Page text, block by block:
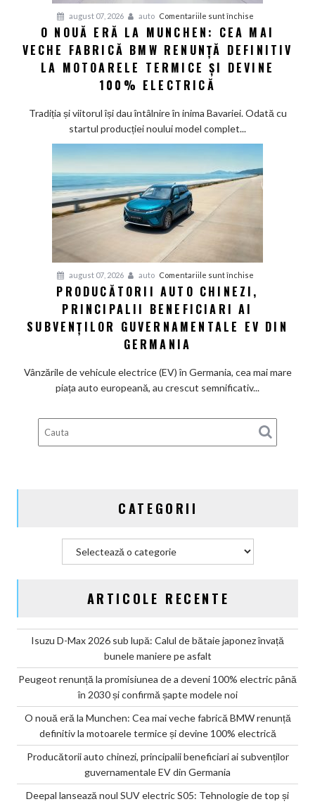
șapte
noi
august 07, 2026 auto Comentariile sunt închise
O
nouă
eră
Cea
BMW
renunță
și
100%
O NOUĂ ERĂ LA MUNCHEN: CEA MAI
VECHE FABRICĂ BMW RENUNȚĂ DEFINITIV
LA MOTOARELE TERMICE ȘI DEVINE
100% ELECTRICĂ
Tradiția și viitorul își dau întâlnire în inima Bavariei. Odată cu
startul producției noului model complet...
august 07, 2026 auto Comentariile sunt închise
chinezi,
din
Germania
PRODUCĂTORII AUTO CHINEZI,
PRINCIPALII BENEFICIARI AI
SUBVENȚILOR GUVERNAMENTALE EV DIN
GERMANIA
Vânzările de vehicule electrice (EV) în Germania, cea mai mare
piața auto europeană, au crescut semnificativ...
CATEGORII
ARTICOLE RECENTE
Isuzu D-Max 2026 sub lupă: Calul de bătaie japonez învață
bunele maniere pe asfalt
Peugeot renunță la promisiunea de a deveni 100% electric până
în 2030 și confirmă șapte modele noi
O nouă eră la Munchen: Cea mai veche fabrică BMW renunță
definitiv la motoarele termice și devine 100% electrică
Producătorii auto chinezi, principalii beneficiari ai subvenților
guvernamentale EV din Germania
Deepal lansează noul SUV electric S05: Tehnologie de top și